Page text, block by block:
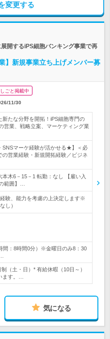
変更する
開するiPS細胞バンキング事業で再
】新規事業立ち上げメンバー募
ごと掲載中
11/30
たな分野を開拓！iPS細胞専門の
営業、戦略立案、マーケティング業
SNSマーケ経験が活かせる★】＜必
営業経験・新規開拓経験／ビジネ
木6－15－1 転勤：なし 【雇い入
範囲】…
験、能力を考慮の上決定します※
し）
間：8時間0分）※金曜日のみ8：30
（土・日）* 有給休暇（10日～）
ます。…
気になる